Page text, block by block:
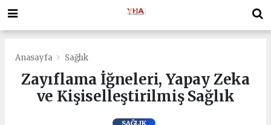
Anasayfa Sağlık
Zayıflama İğneleri, Yapay Zeka
ve Kişiselleştirilmiş Sağlık
SAĞLIK